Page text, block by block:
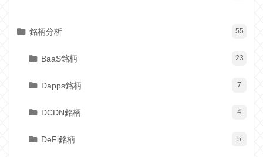
銘柄分析 55
BaaS銘柄 23
Dapps銘柄 7
DCDN銘柄 4
DeFi銘柄 5